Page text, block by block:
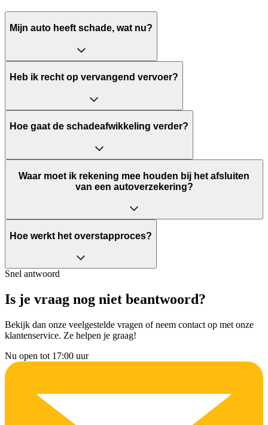
Mijn auto heeft schade, wat nu?
Heb ik recht op vervangend vervoer?
Hoe gaat de schadeafwikkeling verder?
Waar moet ik rekening mee houden bij het afsluiten
van een autoverzekering?
Hoe werkt het overstapproces?
Snel antwoord
Is je vraag nog niet beantwoord?
Bekijk dan onze veelgestelde vragen of neem contact op met onze
klantenservice. Ze helpen je graag!
Nu open tot 17:00 uur